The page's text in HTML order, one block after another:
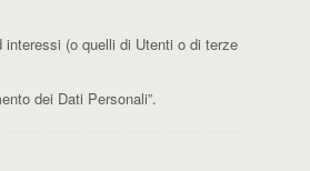
(o quelli di Utenti o di terze
dei Dati Personali”.